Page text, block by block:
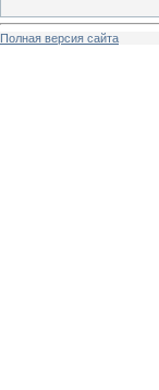
Полная версия сайта